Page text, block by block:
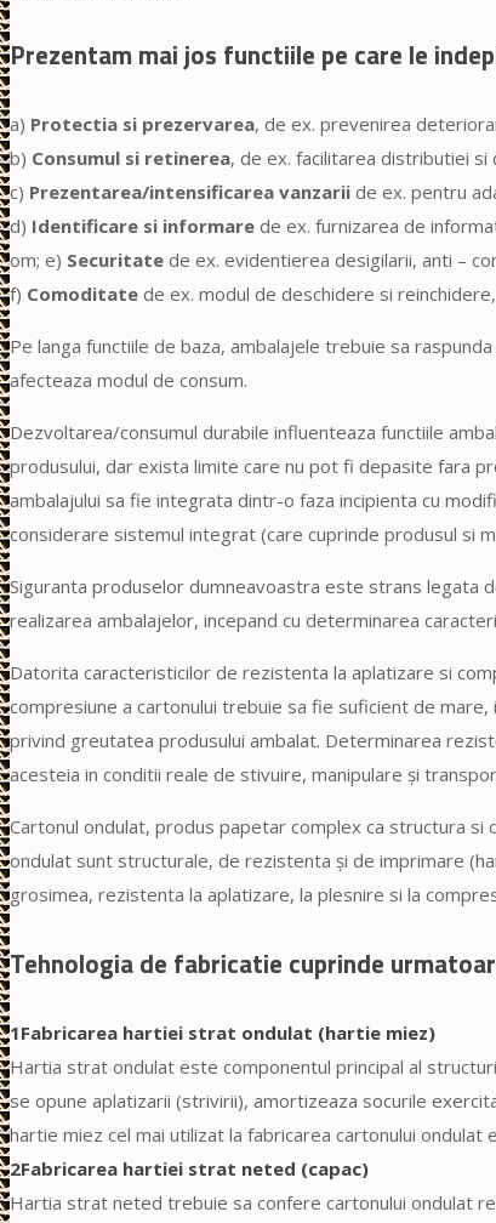
Prezentam mai jos functiile pe care le
a) Protectia si prezervarea, de ex. prevenirea
b) Consumul si retinerea, de ex. facilitarea distributiei
c) Prezentarea/intensificarea vanzarii de ex. pentru
d) Identificare si informare de ex. furnizarea de
om; e) Securitate de ex. evidentierea desigilarii, anti –
f) Comoditate de ex. modul de deschidere si
Pe langa functiile de baza, ambalajele trebuie sa
afecteaza modul de consum.
Dezvoltarea/consumul durabile influenteaza functiile
produsului, dar exista limite care nu pot fi depasite fara
ambalajului sa fie integrata dintr-o faza incipienta cu
considerare sistemul integrat (care cuprinde produsul si
Siguranta produselor dumneavoastra este strans legata
realizarea ambalajelor, incepand cu determinarea
Datorita caracteristicilor de rezistenta la aplatizare si
compresiune a cartonului trebuie sa fie suficient de
privind greutatea produsului ambalat. Determinarea
acesteia in conditii reale de stivuire, manipulare şi
Cartonul ondulat, produs papetar complex ca structura
ondulat sunt structurale, de rezistenta şi de imprimare
grosimea, rezistenta la aplatizare, la plesnire si la
Tehnologia de fabricatie cuprinde
1Fabricarea hartiei strat ondulat (hartie miez)
Hartia strat ondulat este componentul principal al
se opune aplatizarii (strivirii), amortizeaza socurile
hartie miez cel mai utilizat la fabricarea cartonului ondulat
2Fabricarea hartiei strat neted (capac)
Hartia strat neted trebuie sa confere cartonului ondulat